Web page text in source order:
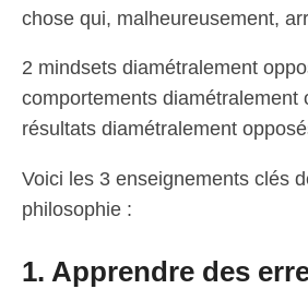
chose qui, malheureusement,
2 mindsets diamétralement
comportements diamétralement
résultats diamétralement
Voici les 3 enseignements clés
philosophie :
1. Apprendre des